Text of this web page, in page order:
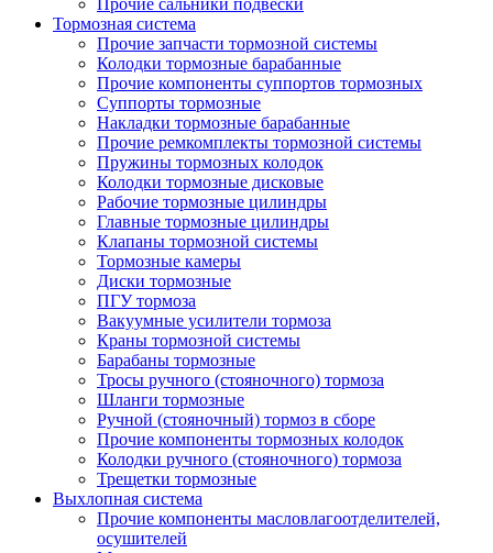
Прочие сальники подвески
Тормозная система
Прочие запчасти тормозной системы
Колодки тормозные барабанные
Прочие компоненты суппортов тормозных
Суппорты тормозные
Накладки тормозные барабанные
Прочие ремкомплекты тормозной системы
Пружины тормозных колодок
Колодки тормозные дисковые
Рабочие тормозные цилиндры
Главные тормозные цилиндры
Клапаны тормозной системы
Тормозные камеры
Диски тормозные
ПГУ тормоза
Вакуумные усилители тормоза
Краны тормозной системы
Барабаны тормозные
Тросы ручного (стояночного) тормоза
Шланги тормозные
Ручной (стояночный) тормоз в сборе
Прочие компоненты тормозных колодок
Колодки ручного (стояночного) тормоза
Трещетки тормозные
Выхлопная система
Прочие компоненты масловлагоотделителей,
осушителей